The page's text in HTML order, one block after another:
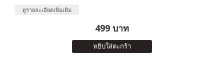
ดูรายละเอียดเพิ่มเติม
499 บาท
หยิบใส่ตะกร้า